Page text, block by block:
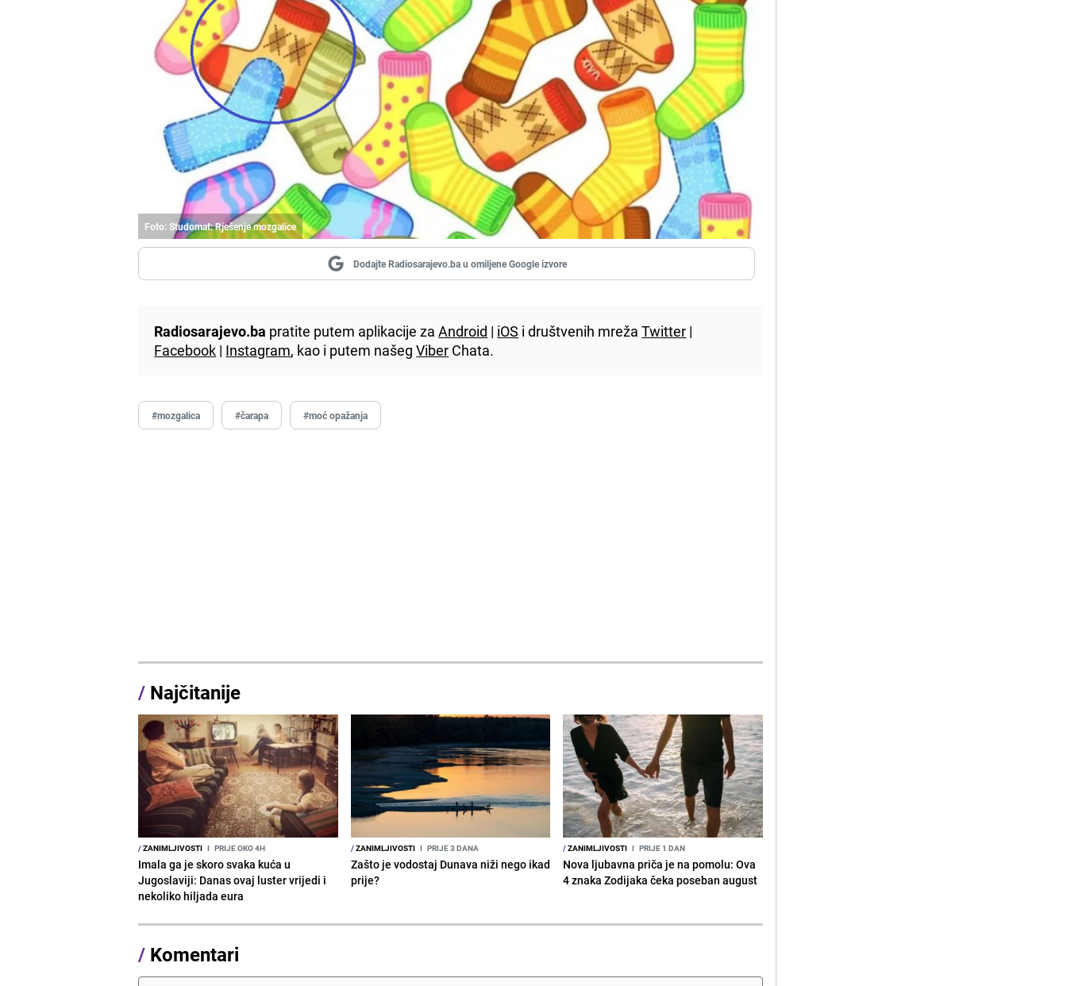
Foto: Studomat: Rješenje mozgalice
Dodajte Radiosarajevo.ba u omiljene Google izvore
Radiosarajevo.ba pratite putem aplikacije zaAndroid | iOS i društvenih mrežaTwitter |
Facebook | Instagram, kao i putem našegViber Chata.
#mozgalica #čarapa #moć opažanja
/ Najčitanije
/ZANIMLJIVOSTI I PRIJE OKO 4H
Imala ga je skoro svaka kuća u
Jugoslaviji: Danas ovaj luster vrijedi i
nekoliko hiljada eura
/ZANIMLJIVOSTI I PRIJE 3 DANA
Zašto je vodostaj Dunava niži nego ikad
prije?
/ZANIMLJIVOSTI I PRIJE 1 DAN
Nova ljubavna priča je na pomolu: Ova
4 znaka Zodijaka čeka poseban august
/ Komentari